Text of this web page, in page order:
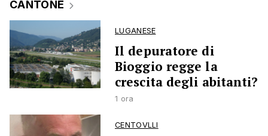
CANTONE
LUGANESE
Il depuratore di
Bioggio regge la
crescita degli abitanti?
1 ora
CENTOVLLI